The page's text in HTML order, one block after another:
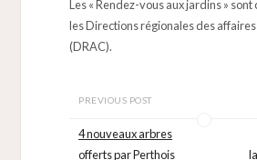
Les « Rendez-vous aux jardins »
les Directions régionales des
(DRAC).
PREVIOUS POST
4 nouveaux arbres
offerts par Perthois